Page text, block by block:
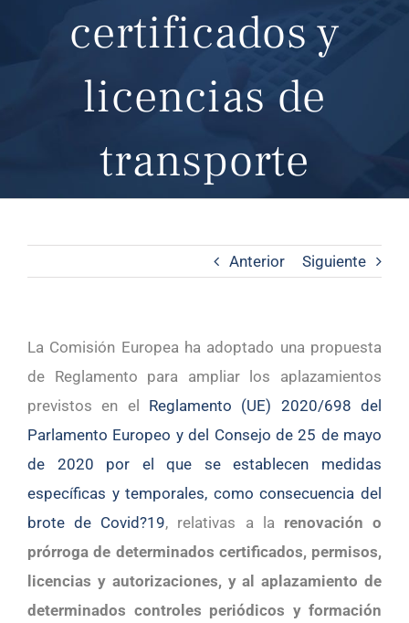
certificados y
licencias de
transporte
Anterior Siguiente
La Comisión Europea ha adoptado una propuesta
de Reglamento para ampliar los aplazamientos
previstos en el Reglamento (UE) 2020/698 del
Parlamento Europeo y del Consejo de 25 de mayo
de 2020 por el que se establecen medidas
específicas y temporales, como consecuencia del
brote de Covid?19, relativas a la renovación o
prórroga de determinados certificados, permisos,
licencias y autorizaciones, y al aplazamiento de
determinados controles periódicos y formación